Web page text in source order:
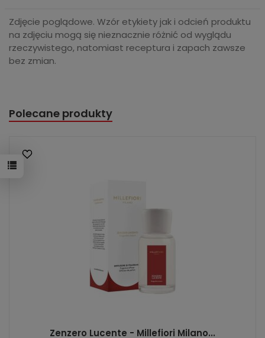
Zdjęcie poglądowe. Wzór etykiety jak i odcień produktu
na zdjęciu mogą się nieznacznie różnić od wyglądu
rzeczywistego, natomiast receptura i zapach zawsze
bez zmian.
Polecane produkty
Zenzero Lucente - Millefiori Milano...